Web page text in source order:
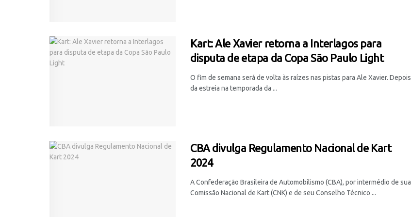
Kart: Ale Xavier retorna a Interlagos para
disputa de etapa da Copa São Paulo Light
O fim de semana será de volta às raízes nas pistas para Ale Xavier. Depois
da estreia na temporada da ...
CBA divulga Regulamento Nacional de Kart
2024
A Confederação Brasileira de Automobilismo (CBA), por intermédio de sua
Comissão Nacional de Kart (CNK) e de seu Conselho Técnico ...